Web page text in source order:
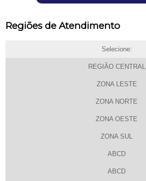
Regiões de Atendimento
Selecione:
REGIÃO CENTRAL
ZONA LESTE
ZONA NORTE
ZONA OESTE
ZONA SUL
ABCD
ABCD